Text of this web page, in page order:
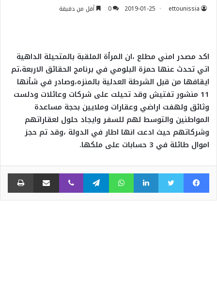
ettounissia
2019-01-25
0 أقل من دقيقة
اكد مصدر امني مطلع ،ان المرأة الملقبة بالمتحيلة الداهية
اتي تحدث عنها حمزة البلومي في برنامج الحقائق الاربعة،تم
ايقافها من قبل الشرطة العدلية بالمنزه،وصادر في شأنها
11 منشور تفتيش وقد تحيلت على شركات وعائلات ودلست
وثائق ولهفت اراضي وعقارات وملايين بحجة مساعدة
المواطنين والتوسط لهم للسفر وايجاد حلول لعقاراتهم
وشركاتهم حيث ادعت انها اطار في الدولة ،وقد تم حجز
اموال طائلة في 3 حسابات على ملكها.
فيسبوك تويتر لينكدإن واتساب تيلقرام ڤايبر مشاركة عبر البريد